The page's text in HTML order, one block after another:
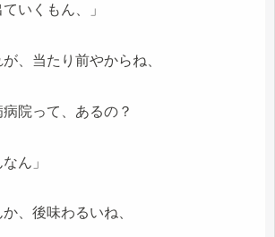
いくもん、」
、当たり前やからね、
院って、あるの？
ん」
、後味わるいね、